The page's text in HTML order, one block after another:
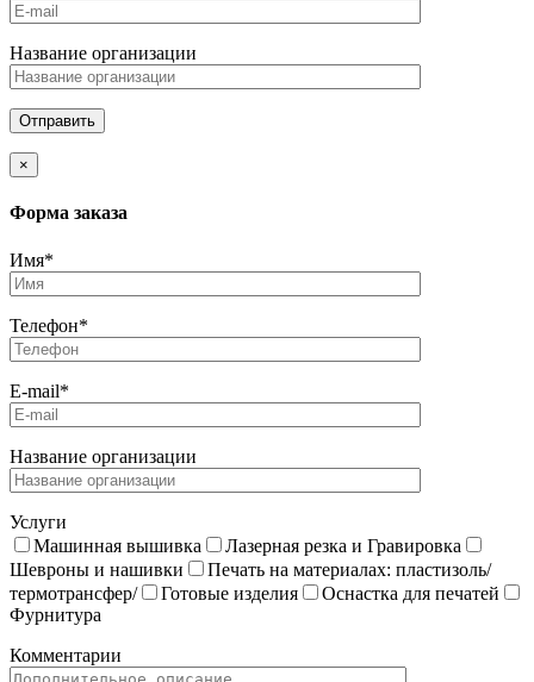
Название организации
×
Форма заказа
Имя*
Телефон*
E-mail*
Название организации
Услуги
Машинная вышивка
Лазерная резка и Гравировка
Шевроны и нашивки
Печать на материалах: пластизоль/
термотрансфер/
Готовые изделия
Оснастка для печатей
Фурнитура
Комментарии